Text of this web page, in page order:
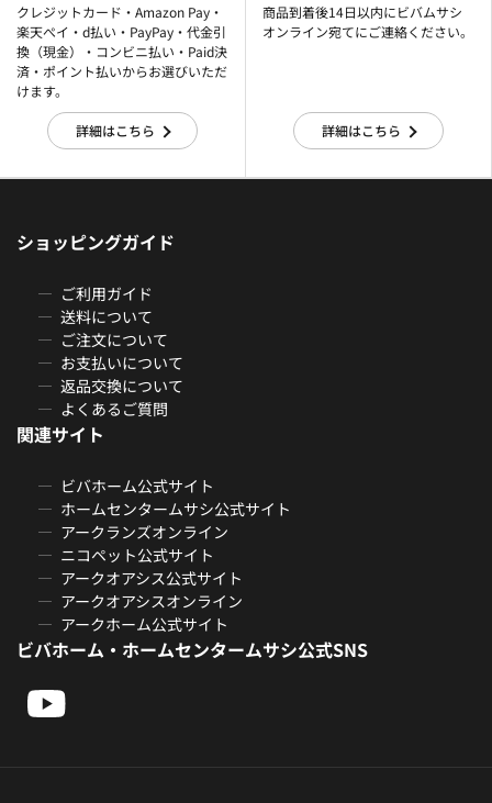
クレジットカード・Amazon Pay・
楽天ぺイ・d払い・PayPay・代金引
換（現金）・コンビニ払い・Paid決
済・ポイント払いからお選びいただ
けます。
詳細はこちら
商品到着後14日以内にビバムサシ
オンライン宛てにご連絡ください。
詳細はこちら
ショッピングガイド
ご利用ガイド
送料について
ご注文について
お支払いについて
返品交換について
よくあるご質問
関連サイト
ビバホーム公式サイト
ホームセンタームサシ公式サイト
アークランズオンライン
ニコペット公式サイト
アークオアシス公式サイト
アークオアシスオンライン
アークホーム公式サイト
ビバホーム・ホームセンタームサシ公式SNS